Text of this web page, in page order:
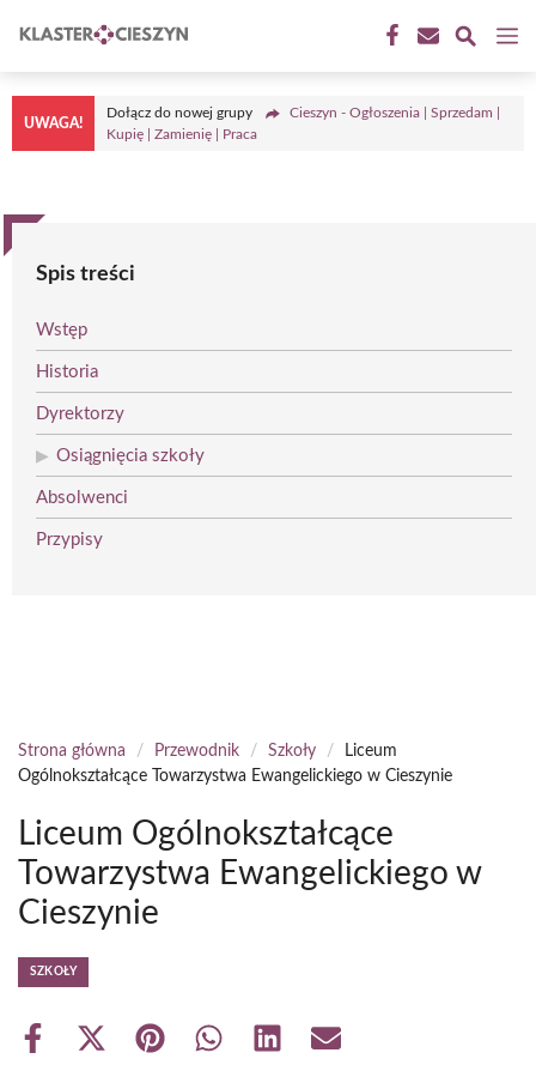
do
treści
UWAGA!
Dołącz do nowej grupy
Cieszyn - Ogłoszenia | Sprzedam |
Kupię | Zamienię | Praca
Spis treści
Wstęp
Historia
Dyrektorzy
Osiągnięcia szkoły
Absolwenci
Przypisy
Strona główna / Przewodnik / Szkoły /
Liceum
Ogólnokształcące Towarzystwa Ewangelickiego w Cieszynie
Liceum Ogólnokształcące
Towarzystwa Ewangelickiego w
Cieszynie
SZKOŁY
Share
Share Share Share Share Share